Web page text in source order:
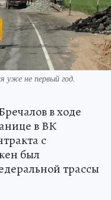
уже не первый год.
в ходе
в ВК
с
был
трассы